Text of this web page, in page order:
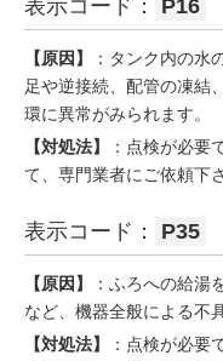
表示コード： P16
【原因】
：タンク内の水
足や逆接続、配管の凍結
環に異常がみられます。
【対処法】
：点検が必要
て、専門業者にご依頼下
表示コード： P35
【原因】
：ふろへの給湯
など、機器全般による不
【対処法】
：点検が必要